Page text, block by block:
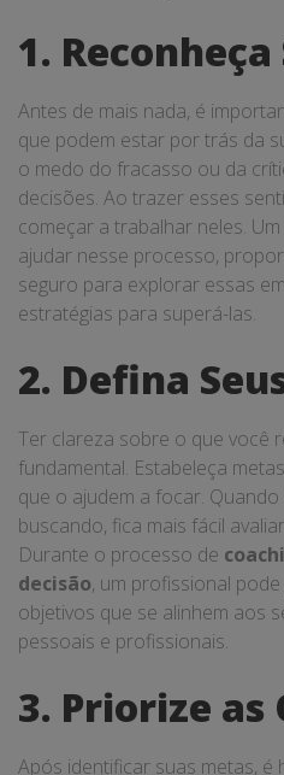
1.
Antes de mais nada, é
que podem estar por trás da
o medo do fracasso ou da
decisões. Ao trazer esses
começar a trabalhar neles. Um
ajudar nesse processo,
seguro para explorar essas
estratégias para superá-las.
2. Defina
Ter clareza sobre o que você
fundamental. Estabeleça
que o ajudem a focar.
buscando, fica mais fácil
Durante o processo de
decisão, um profissional
objetivos que se alinhem aos
pessoais e profissionais.
3. Priorize as
Após identificar suas metas,